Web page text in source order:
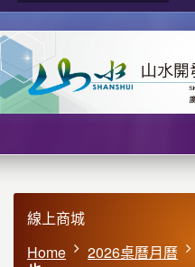
線上商城
Home
2026桌曆月曆